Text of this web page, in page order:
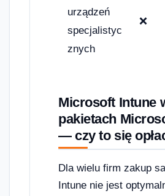
urządzeń
specjalistyc
znych
❌
Microsoft Intune
pakietach
— czy to się
Dla wielu firm zakup
Intune nie jest